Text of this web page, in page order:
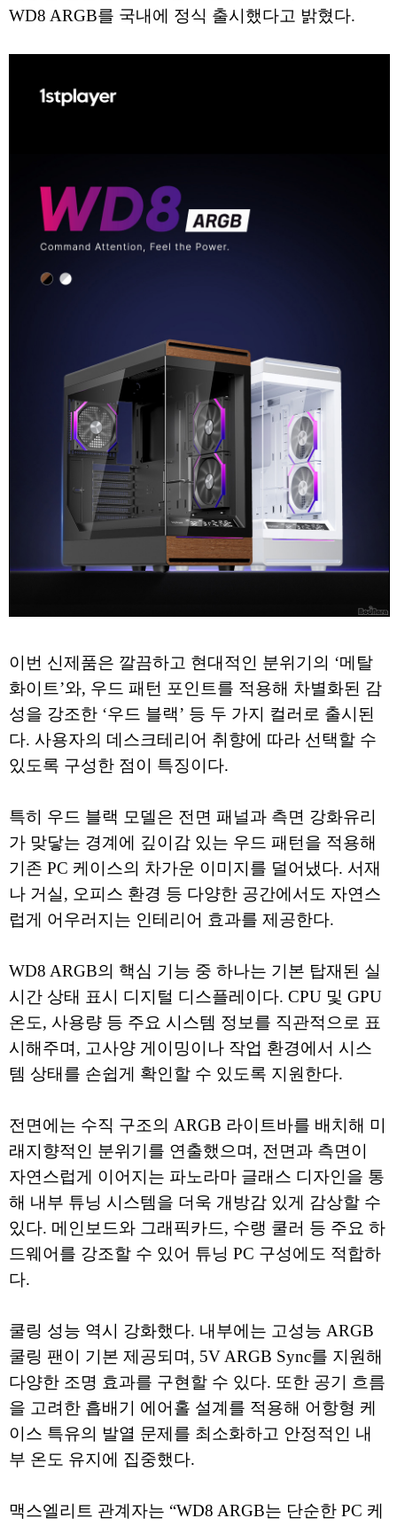
WD8 ARGB를 국내에 정식 출시했다고 밝혔다.
이번 신제품은 깔끔하고 현대적인 분위기의 ‘메탈
화이트’와, 우드 패턴 포인트를 적용해 차별화된 감
성을 강조한 ‘우드 블랙’ 등 두 가지 컬러로 출시된
다. 사용자의 데스크테리어 취향에 따라 선택할 수
있도록 구성한 점이 특징이다.
특히 우드 블랙 모델은 전면 패널과 측면 강화유리
가 맞닿는 경계에 깊이감 있는 우드 패턴을 적용해
기존 PC 케이스의 차가운 이미지를 덜어냈다. 서재
나 거실, 오피스 환경 등 다양한 공간에서도 자연스
럽게 어우러지는 인테리어 효과를 제공한다.
WD8 ARGB의 핵심 기능 중 하나는 기본 탑재된 실
시간 상태 표시 디지털 디스플레이다. CPU 및 GPU
온도, 사용량 등 주요 시스템 정보를 직관적으로 표
시해주며, 고사양 게이밍이나 작업 환경에서 시스
템 상태를 손쉽게 확인할 수 있도록 지원한다.
전면에는 수직 구조의 ARGB 라이트바를 배치해 미
래지향적인 분위기를 연출했으며, 전면과 측면이
자연스럽게 이어지는 파노라마 글래스 디자인을 통
해 내부 튜닝 시스템을 더욱 개방감 있게 감상할 수
있다. 메인보드와 그래픽카드, 수랭 쿨러 등 주요 하
드웨어를 강조할 수 있어 튜닝 PC 구성에도 적합하
다.
쿨링 성능 역시 강화했다. 내부에는 고성능 ARGB
쿨링 팬이 기본 제공되며, 5V ARGB Sync를 지원해
다양한 조명 효과를 구현할 수 있다. 또한 공기 흐름
을 고려한 흡배기 에어홀 설계를 적용해 어항형 케
이스 특유의 발열 문제를 최소화하고 안정적인 내
부 온도 유지에 집중했다.
맥스엘리트 관계자는 “WD8 ARGB는 단순한 PC 케